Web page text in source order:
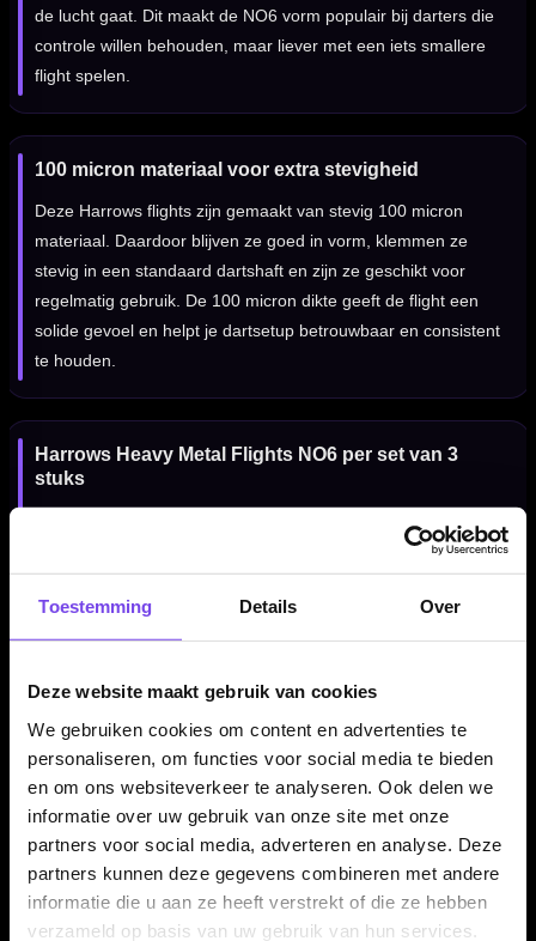
Toestemming Details Over
Deze website maakt gebruik van cookies
We gebruiken cookies om content en advertenties te
personaliseren, om functies voor social media te bieden
en om ons websiteverkeer te analyseren. Ook delen we
informatie over uw gebruik van onze site met onze
partners voor social media, adverteren en analyse. Deze
partners kunnen deze gegevens combineren met andere
informatie die u aan ze heeft verstrekt of die ze hebben
verzameld op basis van uw gebruik van hun services.
de lucht gaat. Dit maakt de NO6 vorm populair bij darters die
controle willen behouden, maar liever met een iets smallere
flight spelen.
100 micron materiaal voor extra stevigheid
Deze Harrows flights zijn gemaakt van stevig 100 micron
materiaal. Daardoor blijven ze goed in vorm, klemmen ze
stevig in een standaard dartshaft en zijn ze geschikt voor
regelmatig gebruik. De 100 micron dikte geeft de flight een
solide gevoel en helpt je dartsetup betrouwbaar en consistent
te houden.
Harrows Heavy Metal Flights NO6 per set van 3
stuks
van drie stuks. Daarmee heb je direct genoeg flights voor één
complete set dartpijlen. Een goede keuze wanneer je je
huidige flights wilt vervangen of je dartsetup wilt voorzien van
stevige Harrows flights in compacte NO6 vorm.
Kenmerken van de Harrows Heavy Metal Flights NO6
✓ Originele Harrows dart flights
Ryan Searle uitstraling
Standard 6 / NO6 flightvorm
✓
Gemaakt van stevig 100 micron materiaal
✓ Rood-zwarte uitvoering